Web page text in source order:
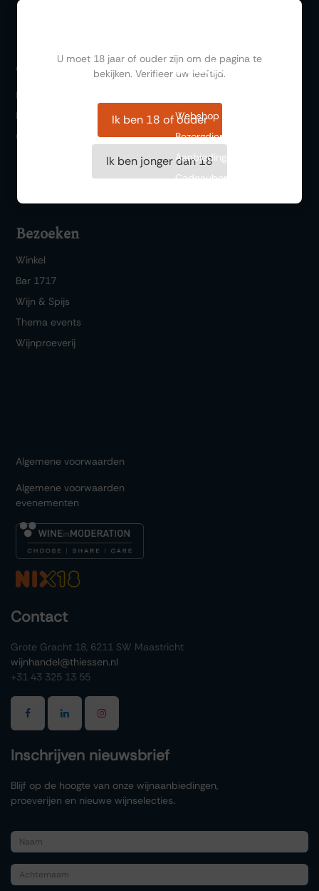
Ontdekken
FAQ
Historie
Over ons
Bestellen
Webshop
Bezorgdienst
Aanbiedingen
Cadeaubonnen
Bezoeken
Winkel
Bar 1717
Wijn & Spijs
Thema events
Wijnproeverij
Algemene voorwaarden
Algemene voorwaarden
evenementen
Contact
Grote Gracht 18, 6211 SW Maastricht
wijnhandel@thiessen.nl
+31 43 325 13 55
Inschrijven nieuwsbrief
Blijf op de hoogte van onze wijnaanbiedingen,
proeverijen en nieuwe wijnselecties.
U moet 18 jaar of ouder zijn om de pagina te
bekijken. Verifieer uw leeftijd.
Ik ben 18 of ouder
Ik ben jonger dan 18